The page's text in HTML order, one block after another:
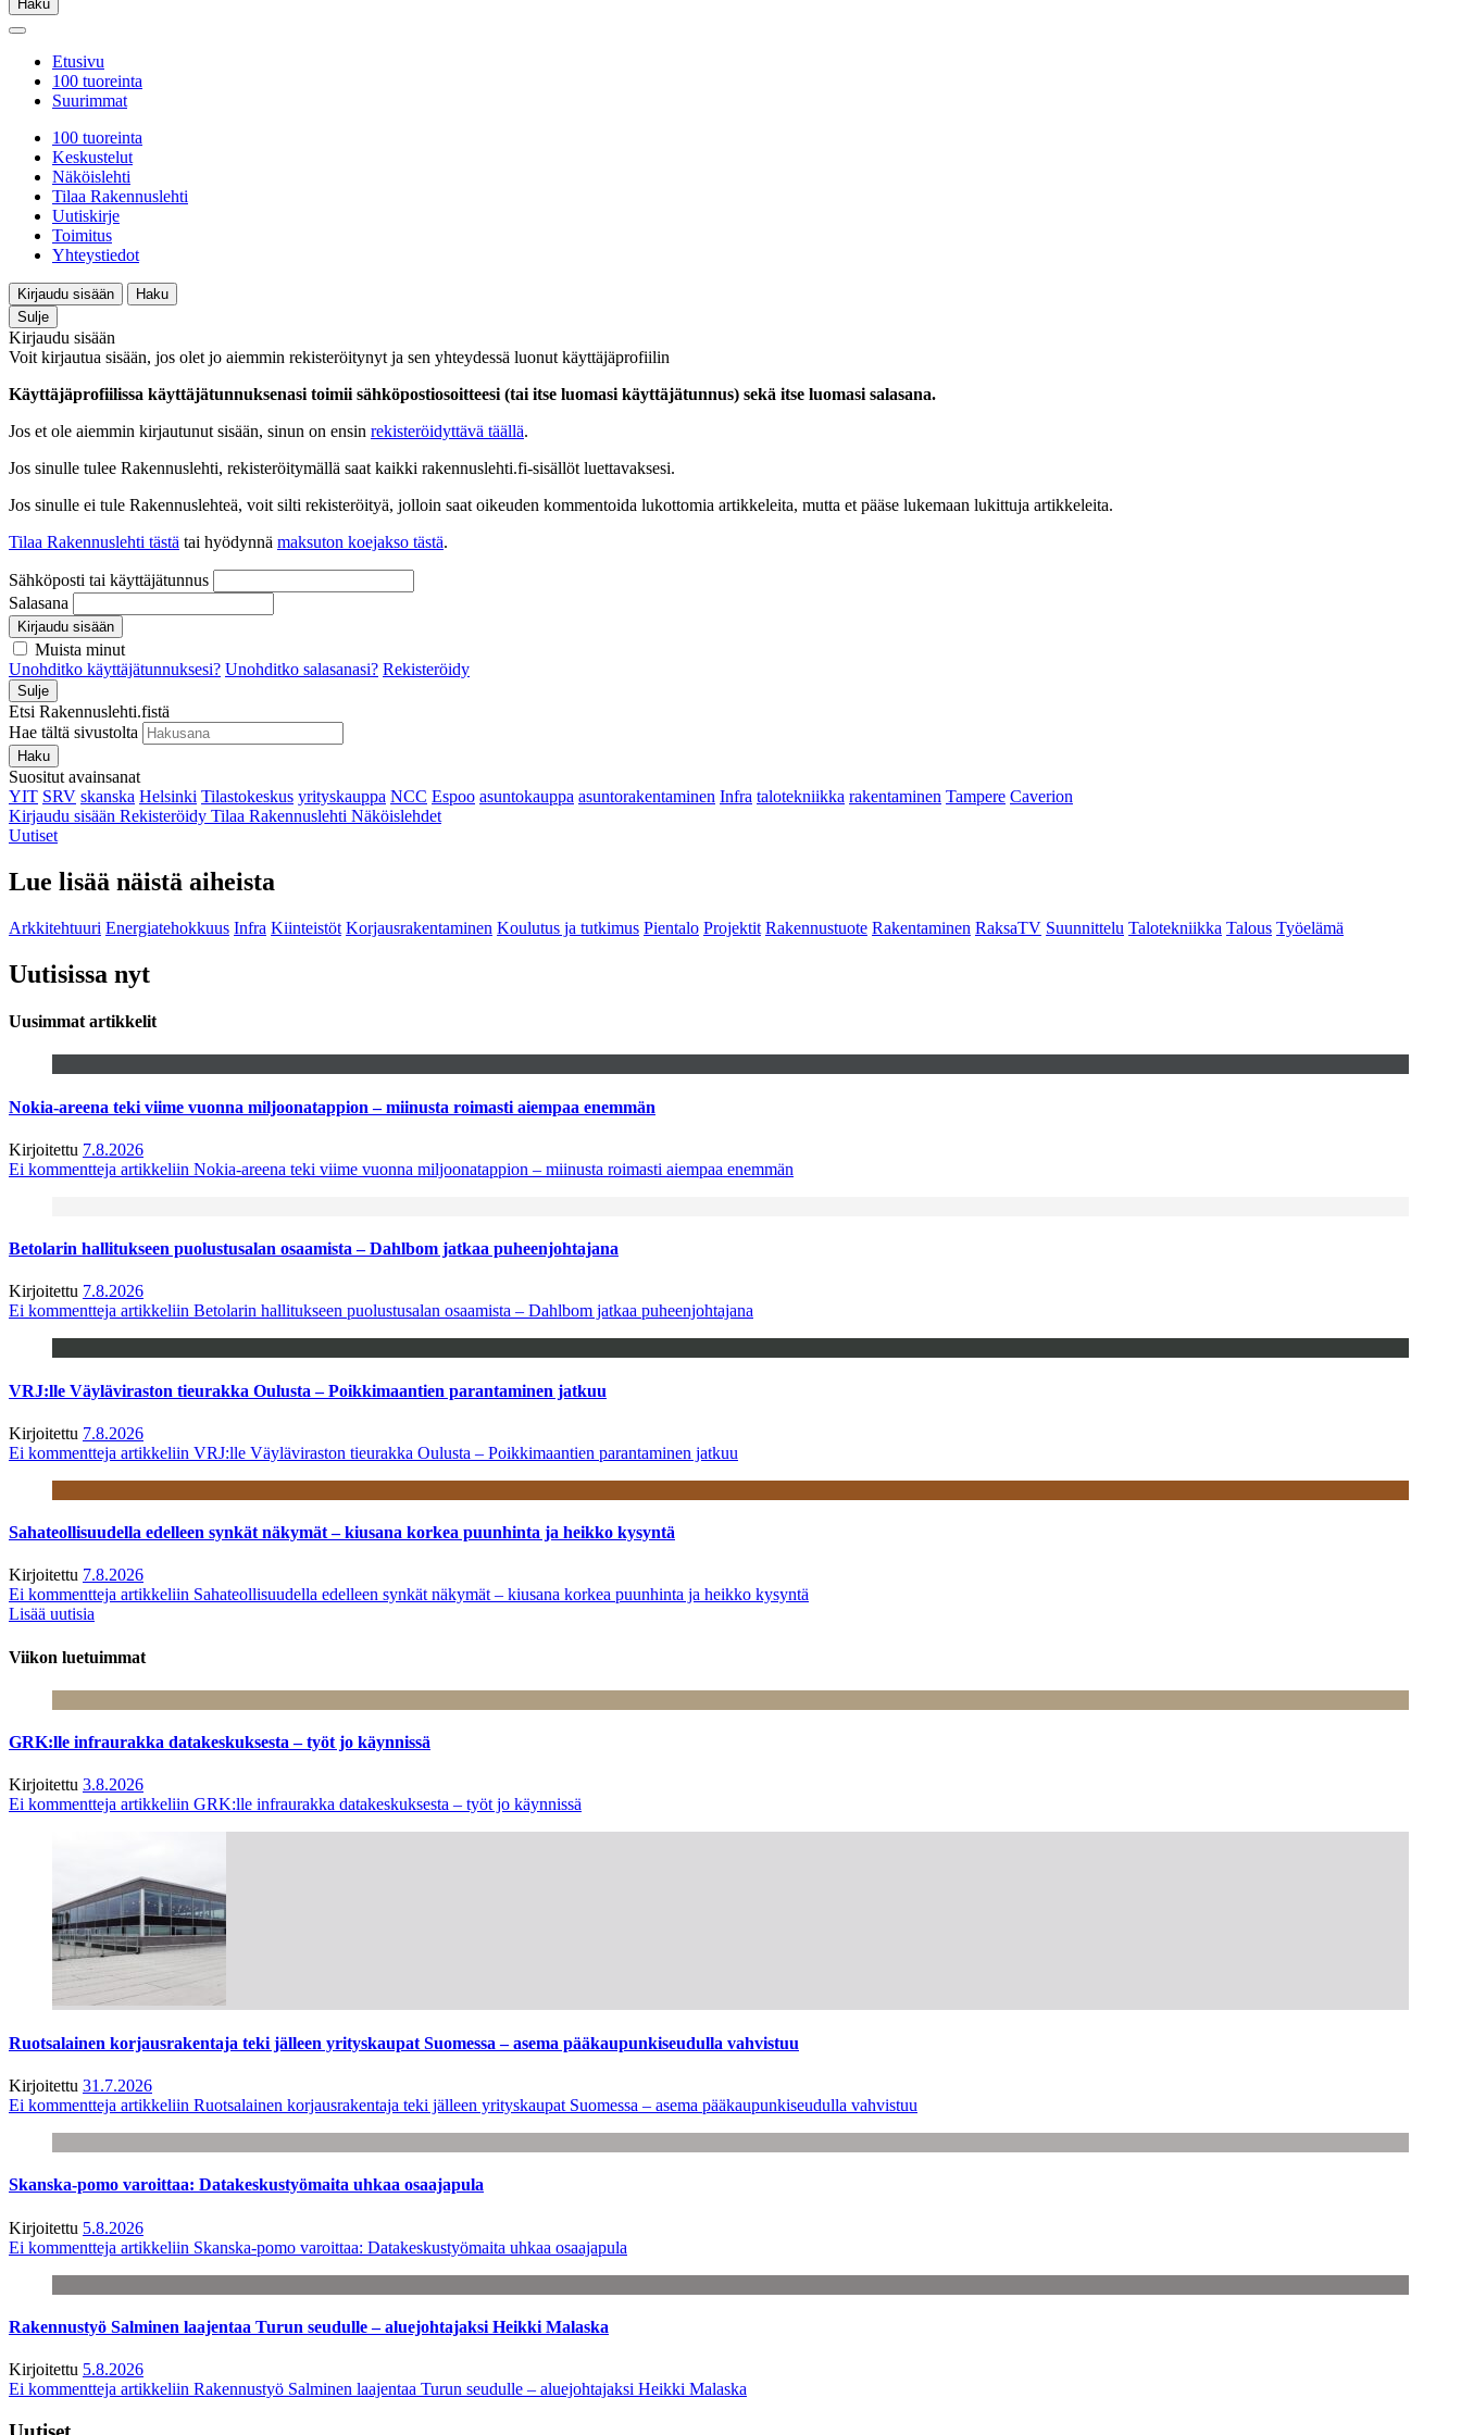
Haku
Etusivu
100 tuoreinta
Suurimmat
100 tuoreinta
Keskustelut
Näköislehti
Tilaa Rakennuslehti
Uutiskirje
Toimitus
Yhteystiedot
Kirjaudu sisään
Haku
Sulje
Kirjaudu sisään
Voit kirjautua sisään, jos olet jo aiemmin rekisteröitynyt ja sen yhteydessä luonut käyttäjäprofiilin
Käyttäjäprofiilissa käyttäjätunnuksenasi toimii sähköpostiosoitteesi (tai itse luomasi käyttäjätunnus) sekä itse luomasi salasana.
Jos et ole aiemmin kirjautunut sisään, sinun on ensin rekisteröidyttävä täällä.
Jos sinulle tulee Rakennuslehti, rekisteröitymällä saat kaikki rakennuslehti.fi-sisällöt luettavaksesi.
Jos sinulle ei tule Rakennuslehteä, voit silti rekisteröityä, jolloin saat oikeuden kommentoida lukottomia artikkeleita, mutta et pääse lukemaan lukittuja artikkeleita.
Tilaa Rakennuslehti tästä tai hyödynnä maksuton koejakso tästä.
Sähköposti tai käyttäjätunnus
Salasana
Kirjaudu sisään
Muista minut
Unohditko käyttäjätunnuksesi? Unohditko salasanasi? Rekisteröidy
Sulje
Etsi Rakennuslehti.fistä
Hae tältä sivustolta
Haku
Suositut avainsanat
YIT SRV skanska Helsinki Tilastokeskus yrityskauppa NCC Espoo asuntokauppa asuntorakentaminen Infra talotekniikka rakentaminen Tampere Caverion
Kirjaudu sisään Rekisteröidy Tilaa Rakennuslehti Näköislehdet
Uutiset
Lue lisää näistä aiheista
Arkkitehtuuri Energiatehokkuus Infra Kiinteistöt Korjausrakentaminen Koulutus ja tutkimus Pientalo Projektit Rakennustuote Rakentaminen RaksaTV Suunnittelu Talotekniikka Talous Työelämä
Uutisissa nyt
Uusimmat artikkelit
Nokia-areena teki viime vuonna miljoonatappion – miinusta roimasti aiempaa enemmän
Kirjoitettu 7.8.2026
Ei kommentteja artikkeliin Nokia-areena teki viime vuonna miljoonatappion – miinusta roimasti aiempaa enemmän
Betolarin hallitukseen puolustusalan osaamista – Dahlbom jatkaa puheenjohtajana
Kirjoitettu 7.8.2026
Ei kommentteja artikkeliin Betolarin hallitukseen puolustusalan osaamista – Dahlbom jatkaa puheenjohtajana
VRJ:lle Väyläviraston tieurakka Oulusta – Poikkimaantien parantaminen jatkuu
Kirjoitettu 7.8.2026
Ei kommentteja artikkeliin VRJ:lle Väyläviraston tieurakka Oulusta – Poikkimaantien parantaminen jatkuu
Sahateollisuudella edelleen synkät näkymät – kiusana korkea puunhinta ja heikko kysyntä
Kirjoitettu 7.8.2026
Ei kommentteja artikkeliin Sahateollisuudella edelleen synkät näkymät – kiusana korkea puunhinta ja heikko kysyntä
Lisää uutisia
Viikon luetuimmat
GRK:lle infraurakka datakeskuksesta – työt jo käynnissä
Kirjoitettu 3.8.2026
Ei kommentteja artikkeliin GRK:lle infraurakka datakeskuksesta – työt jo käynnissä
Ruotsalainen korjausrakentaja teki jälleen yrityskaupat Suomessa – asema pääkaupunkiseudulla vahvistuu
Kirjoitettu 31.7.2026
Ei kommentteja artikkeliin Ruotsalainen korjausrakentaja teki jälleen yrityskaupat Suomessa – asema pääkaupunkiseudulla vahvistuu
Skanska-pomo varoittaa: Datakeskustyömaita uhkaa osaajapula
Kirjoitettu 5.8.2026
Ei kommentteja artikkeliin Skanska-pomo varoittaa: Datakeskustyömaita uhkaa osaajapula
Rakennustyö Salminen laajentaa Turun seudulle – aluejohtajaksi Heikki Malaska
Kirjoitettu 5.8.2026
Ei kommentteja artikkeliin Rakennustyö Salminen laajentaa Turun seudulle – aluejohtajaksi Heikki Malaska